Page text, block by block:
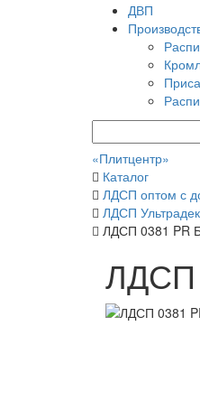
ДВП
«Плитцентр»
Каталог
ЛДСП оптом с
ЛДСП
ЛДСП 0381 PR
ЛДСП